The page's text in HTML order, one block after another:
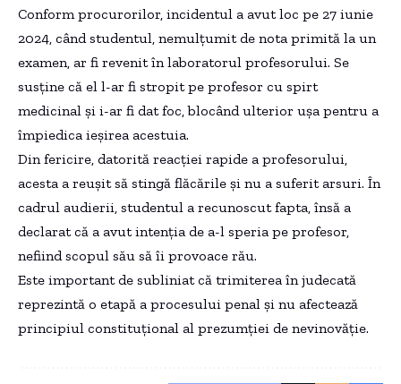
Conform procurorilor, incidentul a avut loc pe 27 iunie
2024, când studentul, nemulțumit de nota primită la un
examen, ar fi revenit în laboratorul profesorului. Se
susține că el l-ar fi stropit pe profesor cu spirt
medicinal și i-ar fi dat foc, blocând ulterior ușa pentru a
împiedica ieșirea acestuia.
Din fericire, datorită reacției rapide a profesorului,
acesta a reușit să stingă flăcările și nu a suferit arsuri. În
cadrul audierii, studentul a recunoscut fapta, însă a
declarat că a avut intenția de a-l speria pe profesor,
nefiind scopul său să îi provoace rău.
Este important de subliniat că trimiterea în judecată
reprezintă o etapă a procesului penal și nu afectează
principiul constituțional al prezumției de nevinovăție.